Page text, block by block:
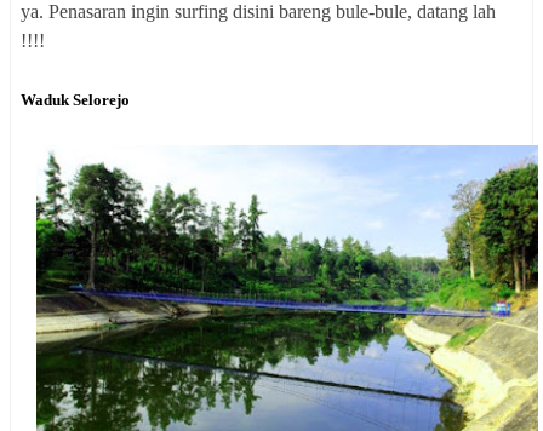
ya. Penasaran ingin surfing disini bareng bule-bule, datang lah
!!!!
Waduk Selorejo